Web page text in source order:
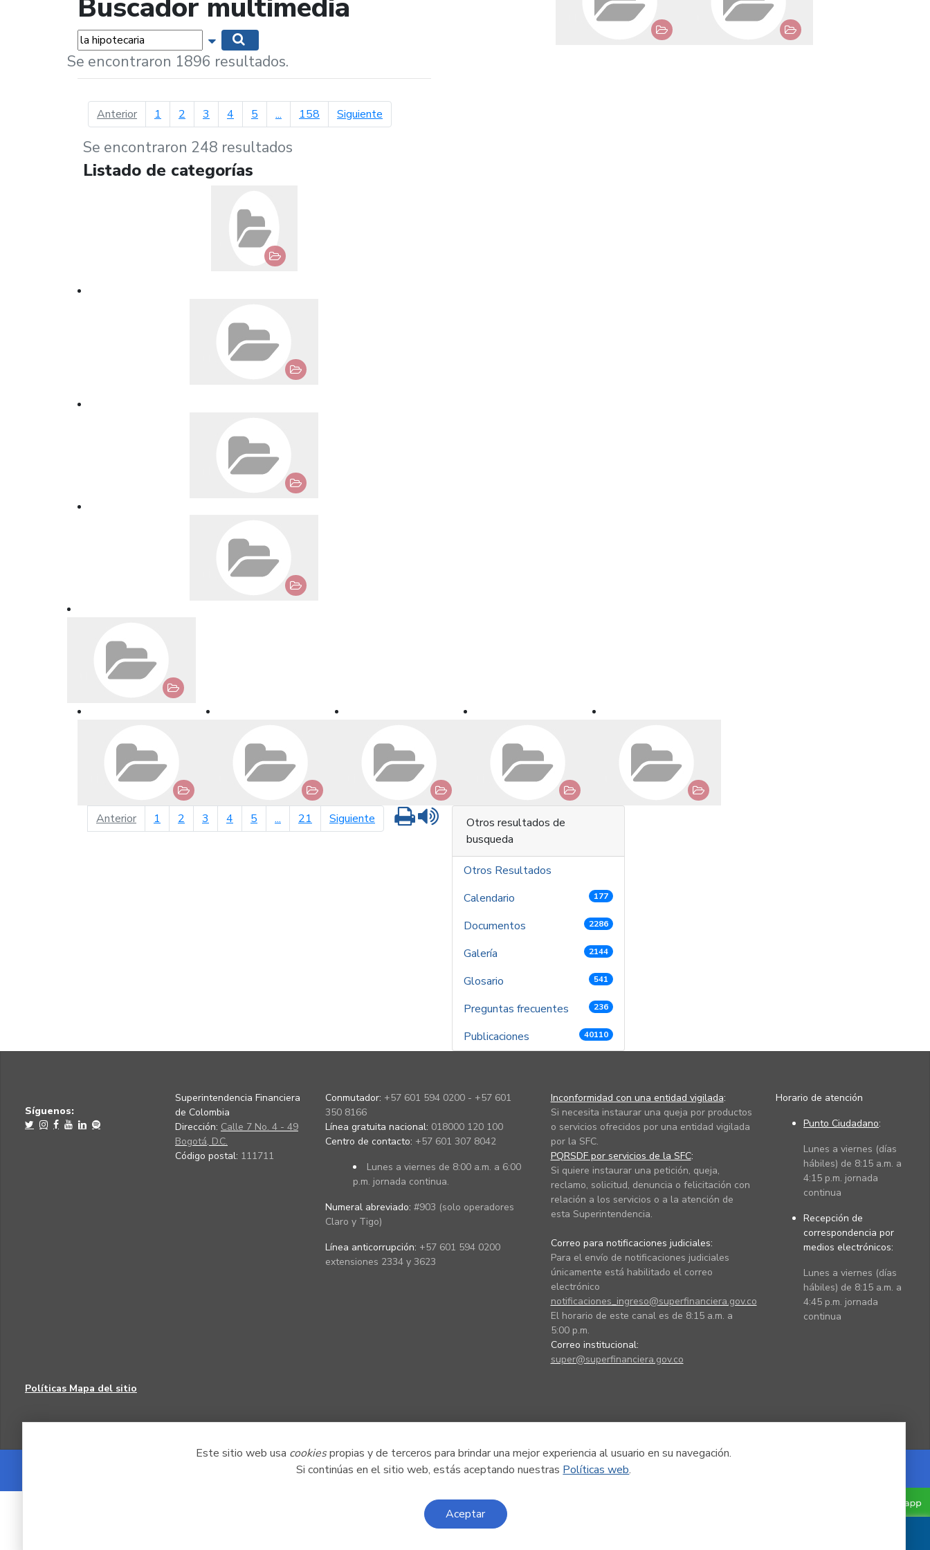
Este sitio web usa cookiespropias y de terceros para brindar una mejor experiencia al usuario en su navegación.
Si continúas en el sitio web, estás aceptando nuestras Políticas web.
Aceptar
Buscador multimedia
Palabras... Mostrar opciones de búsqueda
Se encontraron 1896 resultados.
Anteriorpágina anterior
1 2 3 4 5 ... 158 Siguientepágina siguiente
Se encontraron 248 resultados
Listado de categorías
Anteriorpágina anterior
1 2 3 4 5 ... 21 Siguiente página siguiente
Imprimir
Otros resultados de
busqueda
Otros Resultados
Calendario
177
Documentos 2286
Galería 2144
Glosario 541
Preguntas frecuentes 236
Publicaciones 40110
Síguenos:
Superintendencia Financiera
de Colombia
Dirección: Calle 7 No. 4 - 49
Bogotá, D.C.
Código postal: 111711
Conmutador: +57 601 594 0200 - +57 601
350 8166
Línea gratuita nacional: 018000 120 100
Centro de contacto: +57 601 307 8042
Lunes a viernes de 8:00 a.m. a 6:00
p.m. jornada continua.
Numeral abreviado: #903 (solo operadores
Claro y Tigo)
Línea anticorrupción: +57 601 594 0200
extensiones 2334 y 3623
Inconformidad con una entidad vigilada:
Si necesita instaurar una queja por productos
o servicios ofrecidos por una entidad vigilada
por la SFC.
PQRSDF por servicios de la SFC:
Si quiere instaurar una petición, queja,
reclamo, solicitud, denuncia o felicitación con
relación a los servicios o a la atención de
esta Superintendencia.
Correo para notificaciones judiciales:
Para el envío de notificaciones judiciales
únicamente está habilitado el correo
electrónico
notificaciones_ingreso@superfinanciera.gov.co
El horario de este canal es de 8:15 a.m. a
5:00 p.m.
Correo institucional:
super@superfinanciera.gov.co
Horario de atención
Punto Ciudadano:
Lunes a viernes (días
hábiles) de 8:15 a.m. a
4:15 p.m. jornada
continua
Recepción de
correspondencia por
medios electrónicos:
Lunes a viernes (días
hábiles) de 8:15 a.m. a
4:45 p.m. jornada
continua
Políticas Mapa del sitio
Powered by Nexura